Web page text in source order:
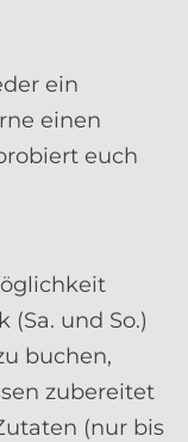
ein
einen
euch
und So.)
buchen,
zubereitet
(nur bis